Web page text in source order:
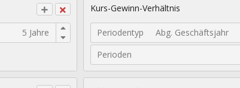
Kurs-Gewinn-Verhältnis
Periodentyp
Abg. Geschäftsjahr
Perioden